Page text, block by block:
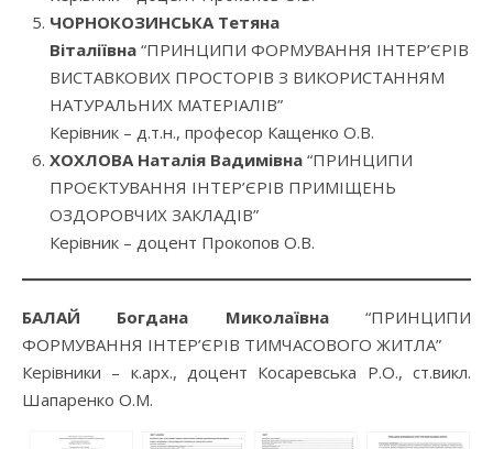
ЧОРНОКОЗИНСЬКА Тетяна
Віталіївна “ПРИНЦИПИ ФОРМУВАННЯ ІНТЕР’ЄРІВ
ВИСТАВКОВИХ ПРОСТОРІВ З ВИКОРИСТАННЯМ
НАТУРАЛЬНИХ МАТЕРІАЛІВ”
Керівник – д.т.н., професор Кащенко О.В.
ХОХЛОВА Наталія Вадимівна “ПРИНЦИПИ
ПРОЄКТУВАННЯ ІНТЕР’ЄРІВ ПРИМІЩЕНЬ
ОЗДОРОВЧИХ ЗАКЛАДІВ”
Керівник – доцент Прокопов О.В.
БАЛАЙ Богдана Миколаївна“ПРИНЦИПИ
ФОРМУВАННЯ ІНТЕР’ЄРІВ ТИМЧАСОВОГО ЖИТЛА”
Керівники – к.арх., доцент Косаревська Р.О., ст.викл.
Шапаренко О.М.